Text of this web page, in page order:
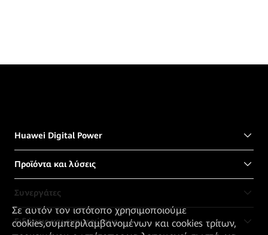
Huawei Digital Power
Προϊόντα και λύσεις
Συνεργάτες
Ειδήσεις και ενημερώσεις
Σε αυτόν τον ιστότοπο χρησιμοποιούμε
cookies,συμπεριλαμβανομένων και cookies τρίτων,